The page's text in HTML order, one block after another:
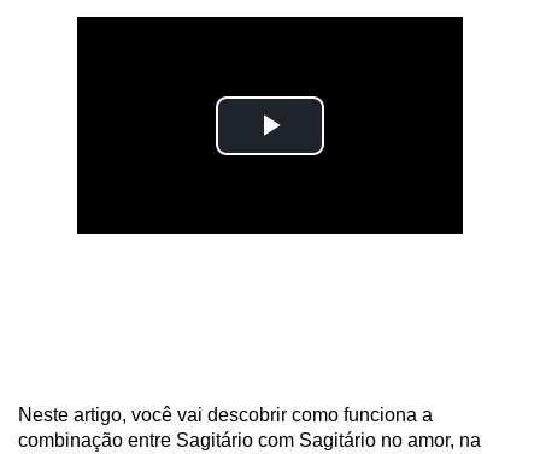
Neste artigo, você vai descobrir como funciona a
combinação entre Sagitário com Sagitário no amor, na